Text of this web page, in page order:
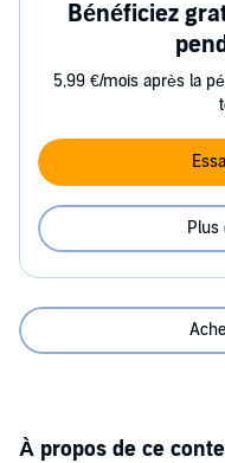
Bénéficiez
5,99 €/mois après la
Plus
À propos de ce